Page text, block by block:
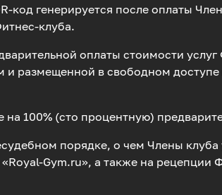
генерируется после оплаты
клуба.
оплаты стоимости
размещенной в свободном доступе
100% (сто процентную)
порядке, о чем Члены клуба
Gym.ru», а также на рецепции